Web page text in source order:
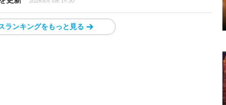
ランキングをもっと見る